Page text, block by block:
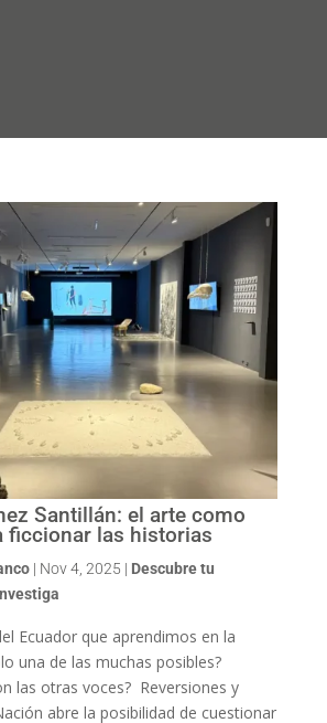
Santillán: el arte como
ficcionar las historias
| Nov 4, 2025 | Descubre tu
Ecuador que aprendimos en la
una de las muchas posibles?
las otras voces? Reversiones y
abre la posibilidad de cuestionar